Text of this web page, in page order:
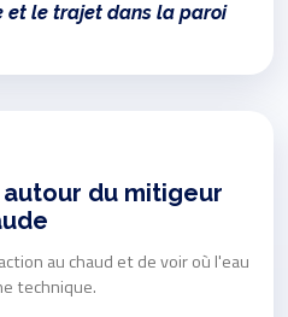
et le trajet dans la paroi
du mitigeur
au chaud et de voir où l'eau
technique.